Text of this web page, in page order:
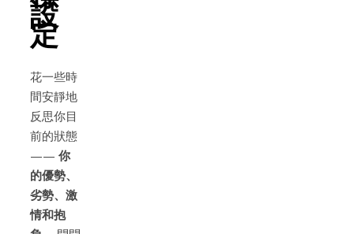
設
定
花一些時
間安靜地
反思你目
前的狀態
—— 你
的優勢、
劣勢、激
情和抱